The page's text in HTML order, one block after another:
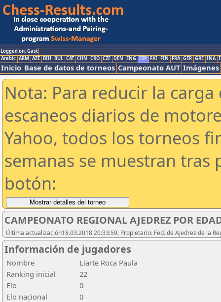
Logged on: Gast
Arabic ARM AZE BIH BUL CAT CHN CRO CZE DEN ENG ESP FAI FIN FRA GER GRE INA
Inicio Base de datos de torneos Campeonato AUT Imágenes
Nota: Para reducir la
escaneos diarios de
Yahoo, todos los torneos
semanas se muestran tras
botón:
CAMPEONATO REGIONAL AJEDREZ POR
Última actualización18.03.2018 20:33:59, Propietario: Fed. de Ajedrez de la
Información de jugadores
Nombre
Liarte Roca Paula
Ranking inicial
22
Elo
0
Elo nacional
0